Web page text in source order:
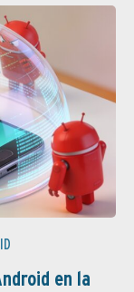
en la